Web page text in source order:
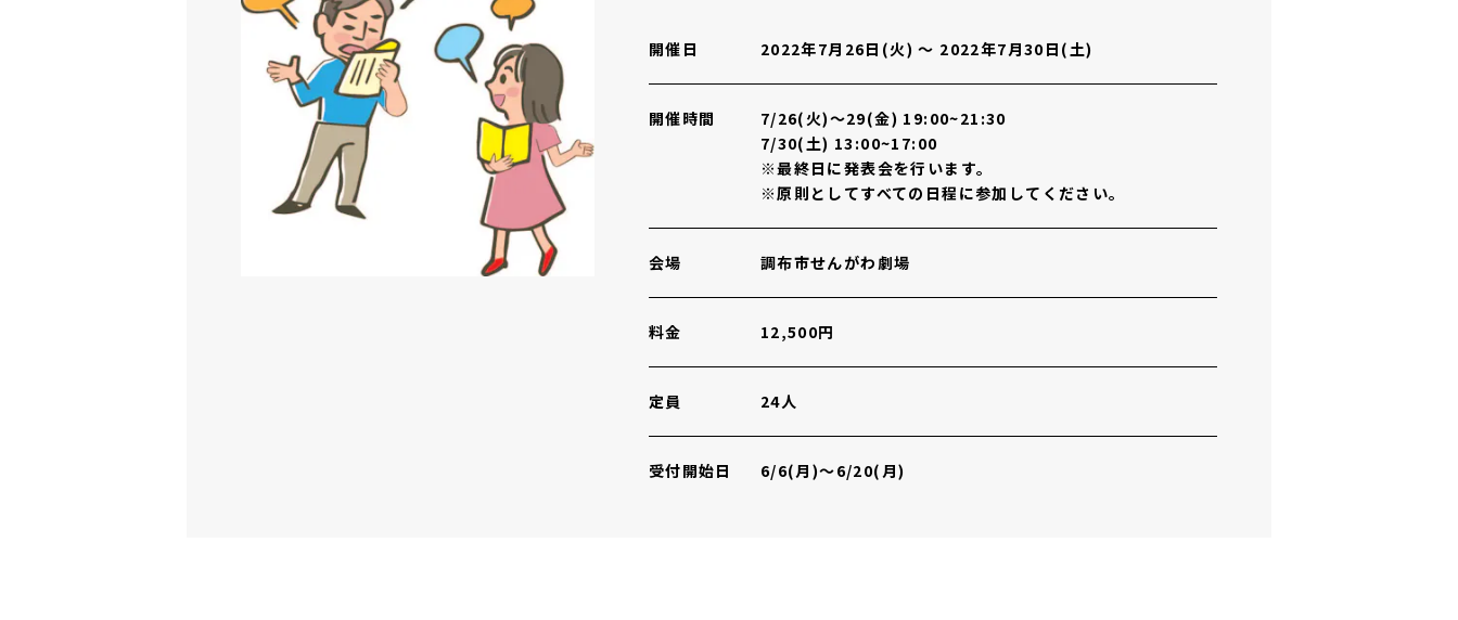
開催日 2022年7月26日(火) 〜 2022年7月30日(土)
開催時間
7/26(火)～29(金) 19:00~21:30
7/30(土) 13:00~17:00
※最終日に発表会を行います。
※原則としてすべての日程に参加してください。
会場 調布市せんがわ劇場
料金 12,500円
定員 24人
受付開始日 6/6(月)～6/20(月)